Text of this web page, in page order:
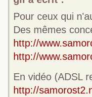
Pour ceux qui
Des mêmes
http://
http://
En vidéo (ADSL
http://